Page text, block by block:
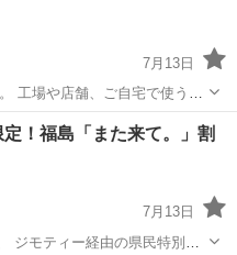
7月13日
ます。 製作可能なも
子 * 台車 * 架台 * 作業台 * ...
！福島「また来て。」割
7月13日
ジモティー経由の県民特別価